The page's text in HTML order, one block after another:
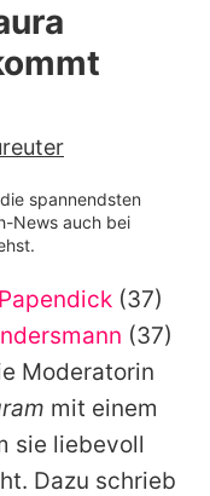
spannendsten
News auch bei
(37)
(37)
Moderatorin
mit einem
sie liebevoll
Dazu schrieb